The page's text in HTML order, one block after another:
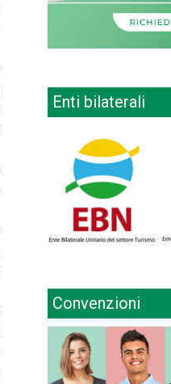
Enti bilaterali
Convenzioni